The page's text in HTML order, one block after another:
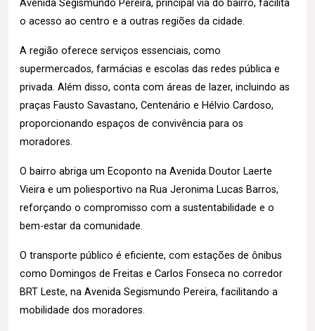
Avenida Segismundo Pereira, principal via do bairro, facilita
o acesso ao centro e a outras regiões da cidade.
A região oferece serviços essenciais, como
supermercados, farmácias e escolas das redes pública e
privada. Além disso, conta com áreas de lazer, incluindo as
praças Fausto Savastano, Centenário e Hélvio Cardoso,
proporcionando espaços de convivência para os
moradores.
O bairro abriga um Ecoponto na Avenida Doutor Laerte
Vieira e um poliesportivo na Rua Jeronima Lucas Barros,
reforçando o compromisso com a sustentabilidade e o
bem-estar da comunidade.
O transporte público é eficiente, com estações de ônibus
como Domingos de Freitas e Carlos Fonseca no corredor
BRT Leste, na Avenida Segismundo Pereira, facilitando a
mobilidade dos moradores.